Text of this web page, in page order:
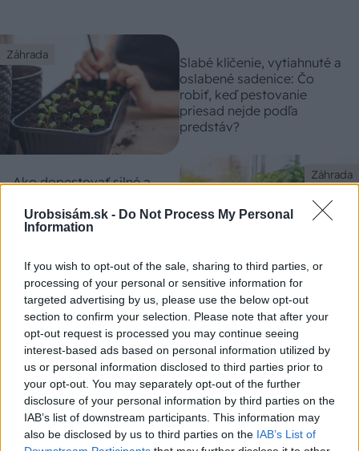
Urobsisám.sk - Do Not Process My Personal
Information
If you wish to opt-out of the sale, sharing to third parties, or
processing of your personal or sensitive information for
targeted advertising by us, please use the below opt-out
section to confirm your selection. Please note that after your
opt-out request is processed you may continue seeing
interest-based ads based on personal information utilized by
us or personal information disclosed to third parties prior to
your opt-out. You may separately opt-out of the further
disclosure of your personal information by third parties on the
IAB’s list of downstream participants. This information may
also be disclosed by us to third parties on the IAB’s List of
Záhrada
Slabé klíčenie, vytiahnuté a
oslabené sadenice: Čo
robiť, keď pestovanie
priesad nejde podľa
predstáv?
Záhrada
Ako dopestovať silné a
sa s týmito 10 tipmi a
úspech na seba nenechá
Okrasná záhrada
Ako si vypestovať
ukážkové priesady
Záhrada
Čo spraviť so zelerom, keď